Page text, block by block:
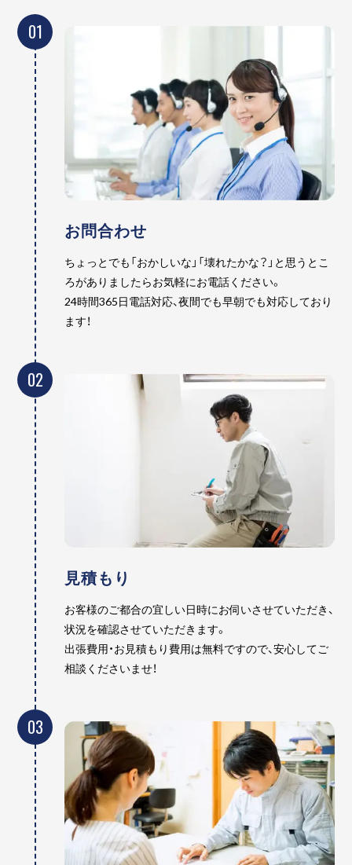
01
お問合わせ
ちょっとでも「おかしいな」「壊れたかな？」と思うとこ
ろがありましたらお気軽にお電話ください。
24時間365日電話対応、夜間でも早朝でも対応しており
ます！
02
見積もり
お客様のご都合の宜しい日時にお伺いさせていただき、
状況を確認させていただきます。
出張費用・お見積もり費用は無料ですので、安心してご
相談くださいませ！
03